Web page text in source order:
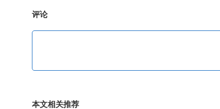
评论
本文相关推荐